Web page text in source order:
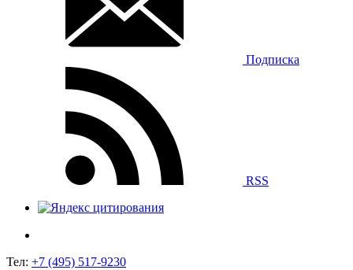
Подписка
RSS
Тел: +7 (495) 517-9230